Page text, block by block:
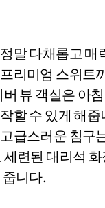
말 다채롭고 매
리미엄 스위트
뷰 객실은 아
할 수 있게 해
급스러운 침구
련된 대리석
줍니다.